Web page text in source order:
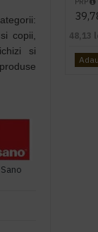
copii,
si
Sano
48,13